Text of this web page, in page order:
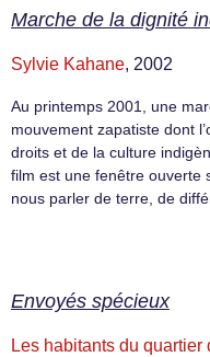
Marche de la dignité
Sylvie Kahane, 2002
Au printemps 2001, une
mouvement zapatiste dont
droits et de la culture
film est une fenêtre ouverte
nous parler de terre, de
Envoyés spécieux
Les habitants du